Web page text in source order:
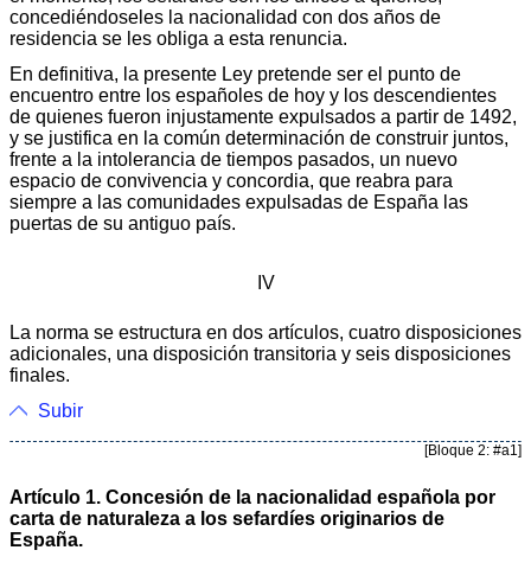
concediéndoseles la nacionalidad con dos años de
residencia se les obliga a esta renuncia.
En definitiva, la presente Ley pretende ser el punto de
encuentro entre los españoles de hoy y los descendientes
de quienes fueron injustamente expulsados a partir de 1492,
y se justifica en la común determinación de construir juntos,
frente a la intolerancia de tiempos pasados, un nuevo
espacio de convivencia y concordia, que reabra para
siempre a las comunidades expulsadas de España las
puertas de su antiguo país.
IV
La norma se estructura en dos artículos, cuatro disposiciones
adicionales, una disposición transitoria y seis disposiciones
finales.
Subir
[Bloque 2: #a1]
Artículo 1. Concesión de la nacionalidad española por
carta de naturaleza a los sefardíes originarios de
España.